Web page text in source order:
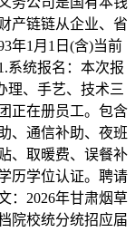
产链链从企业、省
年1月1日(含)当前
系统报名：本次报
理、手艺、技术三
正在册员工。包含
、通信补助、夜班
、取暖费、误餐补
历学位认证。聘请
：2026年甘肃烟草
院校统分统招应届